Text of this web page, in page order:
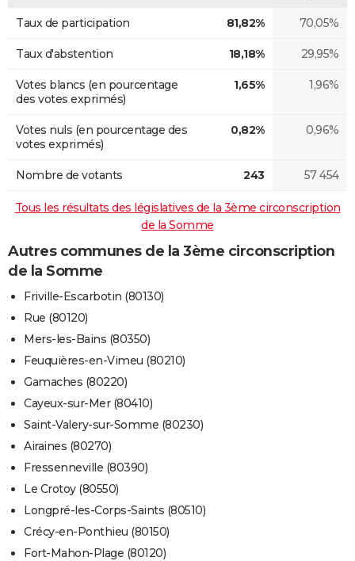
Taux de participation 81,82% 70,05%
Taux d'abstention 18,18% 29,95%
Votes blancs (en pourcentage
des votes exprimés)
1,65% 1,96%
Votes nuls (en pourcentage des
votes exprimés)
0,82% 0,96%
Nombre de votants 243 57 454
Tous les résultats des législatives de la 3ème circonscription
de la Somme
Autres communes de la 3ème circonscription
de la Somme
Friville-Escarbotin (80130)
Rue (80120)
Mers-les-Bains (80350)
Feuquières-en-Vimeu (80210)
Gamaches (80220)
Cayeux-sur-Mer (80410)
Saint-Valery-sur-Somme (80230)
Airaines (80270)
Fressenneville (80390)
Le Crotoy (80550)
Longpré-les-Corps-Saints (80510)
Crécy-en-Ponthieu (80150)
Fort-Mahon-Plage (80120)